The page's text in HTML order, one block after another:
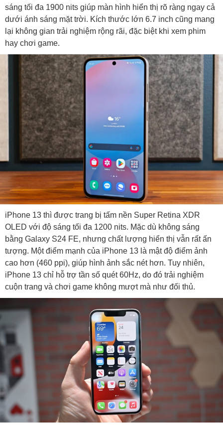
sáng tối đa 1900 nits giúp màn hình hiển thị rõ ràng ngay cả
dưới ánh sáng mặt trời. Kích thước lớn 6.7 inch cũng mang
lại không gian trải nghiệm rộng rãi, đặc biệt khi xem phim
hay chơi game.
iPhone 13 thì được trang bị tấm nền Super Retina XDR
OLED với độ sáng tối đa 1200 nits. Mặc dù không sáng
bằng Galaxy S24 FE, nhưng chất lượng hiển thị vẫn rất ấn
tượng. Một điểm mạnh của iPhone 13 là mật độ điểm ảnh
cao hơn (460 ppi), giúp hình ảnh sắc nét hơn. Tuy nhiên,
iPhone 13 chỉ hỗ trợ tần số quét 60Hz, do đó trải nghiệm
cuộn trang và chơi game không mượt mà như đối thủ.